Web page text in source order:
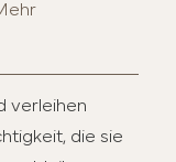
verleihen
die sie